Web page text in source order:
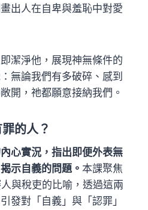
出人在自卑與羞恥中對愛
潔淨他，展現神無條件的
無論我們有多破碎、感到
開，祂都願意接納我們。
的人？
心實況，指出即便外表無
示自義的問題。 本課聚焦
與稅吏的比喻，透過這兩
發對「自義」與「認罪」